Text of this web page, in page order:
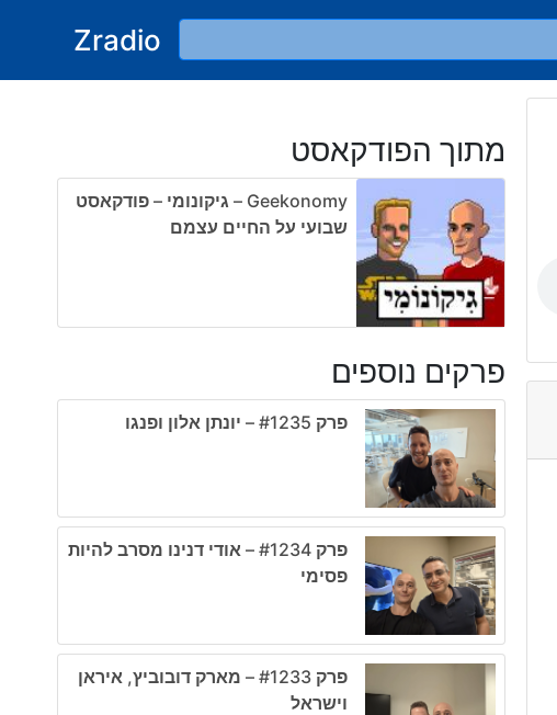
Zradio
מתוך הפודקאסט
Geekonomy – גיקונומי – פודקאסט
שבועי על החיים עצמם
פרקים נוספים
פרק #1235 – יונתן אלון ופנגו
פרק #1234 – אודי דנינו מסרב להיות
פסימי
פרק #1233 – מארק דובוביץ, איראן
וישראל